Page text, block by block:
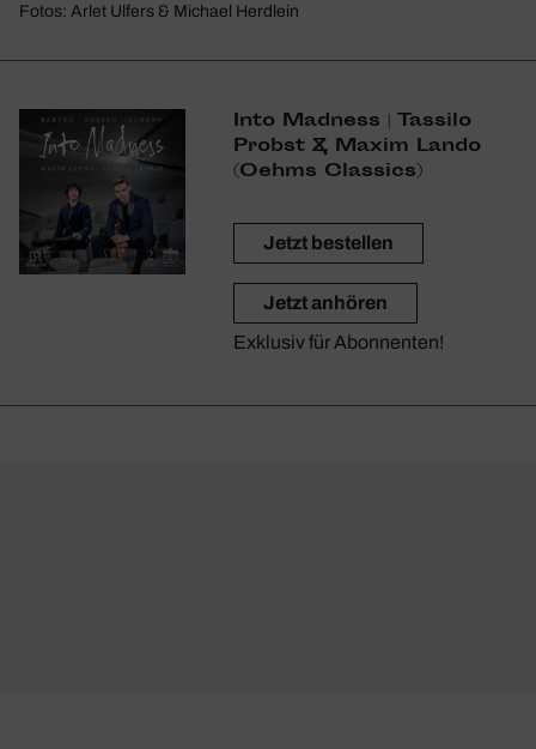
Fotos: Arlet Ulfers & Michael Herdlein
Into Madness | Tassilo
Probst & Maxim Lando
(Oehms Clas­sics)
Jetzt bestellen
Jetzt anhören
Exklusiv für Abonnenten!